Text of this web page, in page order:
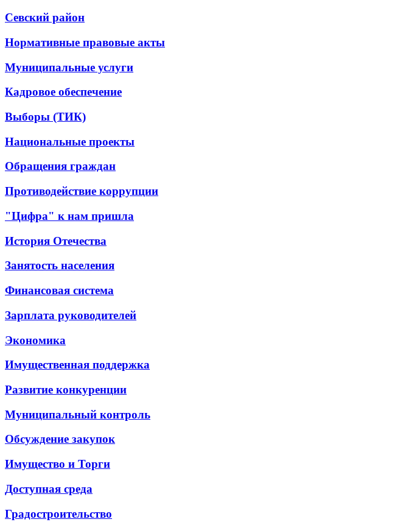
Севский район
Нормативные правовые акты
Муниципальные услуги
Кадровое обеспечение
Выборы (ТИК)
Национальные проекты
Обращения граждан
Противодействие коррупции
"Цифра" к нам пришла
История Отечества
Занятость населения
Финансовая система
Зарплата руководителей
Экономика
Имущественная поддержка
Развитие конкуренции
Муниципальный контроль
Обсуждение закупок
Имущество и Торги
Доступная среда
Градостроительство